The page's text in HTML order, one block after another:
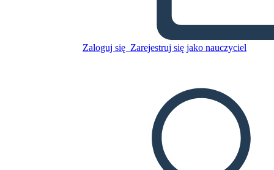
Zaloguj się Zarejestruj się jako nauczyciel
Árticos
STWÓRZ SCENORYS
ODTWARZANIE POKAZU SLAJDÓW
PRZECZYTAJ MI